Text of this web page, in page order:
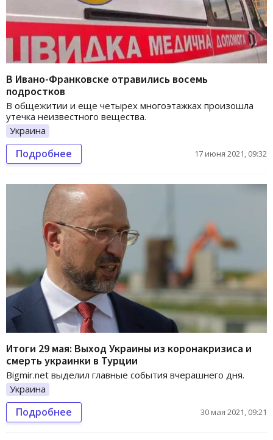
В Ивано-Франковске отравились восемь
подростков
В общежитии и еще четырех многоэтажках произошла
утечка неизвестного вещества.
Украина
Подробнее 17 июня 2021, 09:32
Итоги 29 мая: Выход Украины из коронакризиса и
смерть украинки в Турции
Bigmir.net выделил главные события вчерашнего дня.
Украина
Подробнее 30 мая 2021, 09:21